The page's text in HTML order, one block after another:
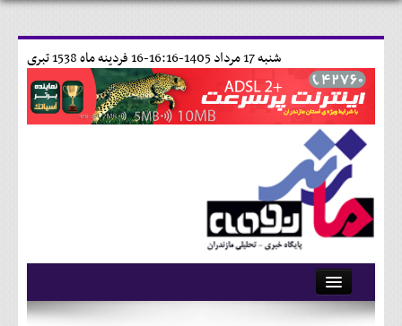
16 فردينه ماه 1538 تبری شنبه 17 مرداد 1405-16:16-
آرشیو